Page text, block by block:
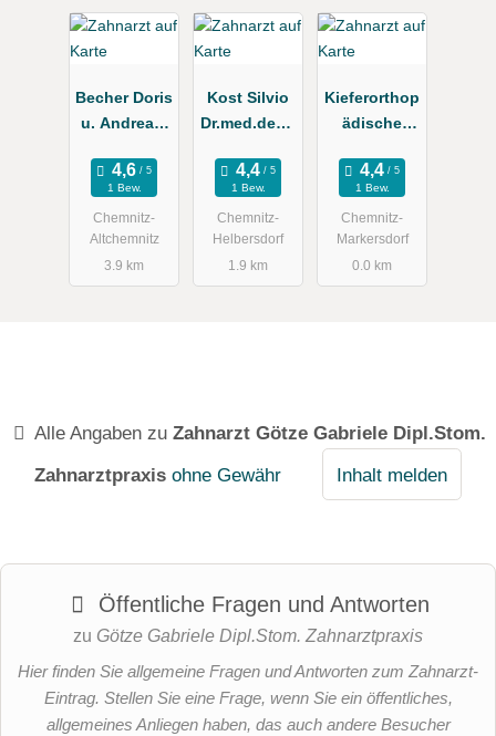
Becher Doris
u. Andreas,
Zipplies
Katja
Zahnarztpra
1 Bew.
Chemnitz-
Altchemnitz
3.9 km
Kost Silvio
Dr.med.dent.
1 Bew.
Chemnitz-
Helbersdorf
1.9 km
Kieferorthop
ädische
Enders
1 Bew.
Chemnitz-
Markersdorf
0.0 km
Alle Angaben zuZahnarzt Götze Gabriele Dipl.Stom.
Zahnarztpraxis ohne Gewähr Inhalt melden
Öffentliche Fragen und Antworten
zu Götze Gabriele Dipl.Stom. Zahnarztpraxis
Hier finden Sie allgemeine Fragen und Antworten zum Zahnarzt-
Eintrag. Stellen Sie eine Frage, wenn Sie ein öffentliches,
allgemeines Anliegen haben, das auch andere Besucher